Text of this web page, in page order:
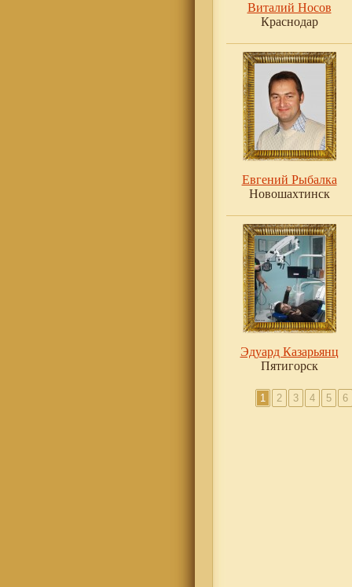
Виталий Носов
Краснодар
Евгений Рыбалка
Новошахтинск
Эдуард Казарьянц
Пятигорск
1 2 3 4 5 6